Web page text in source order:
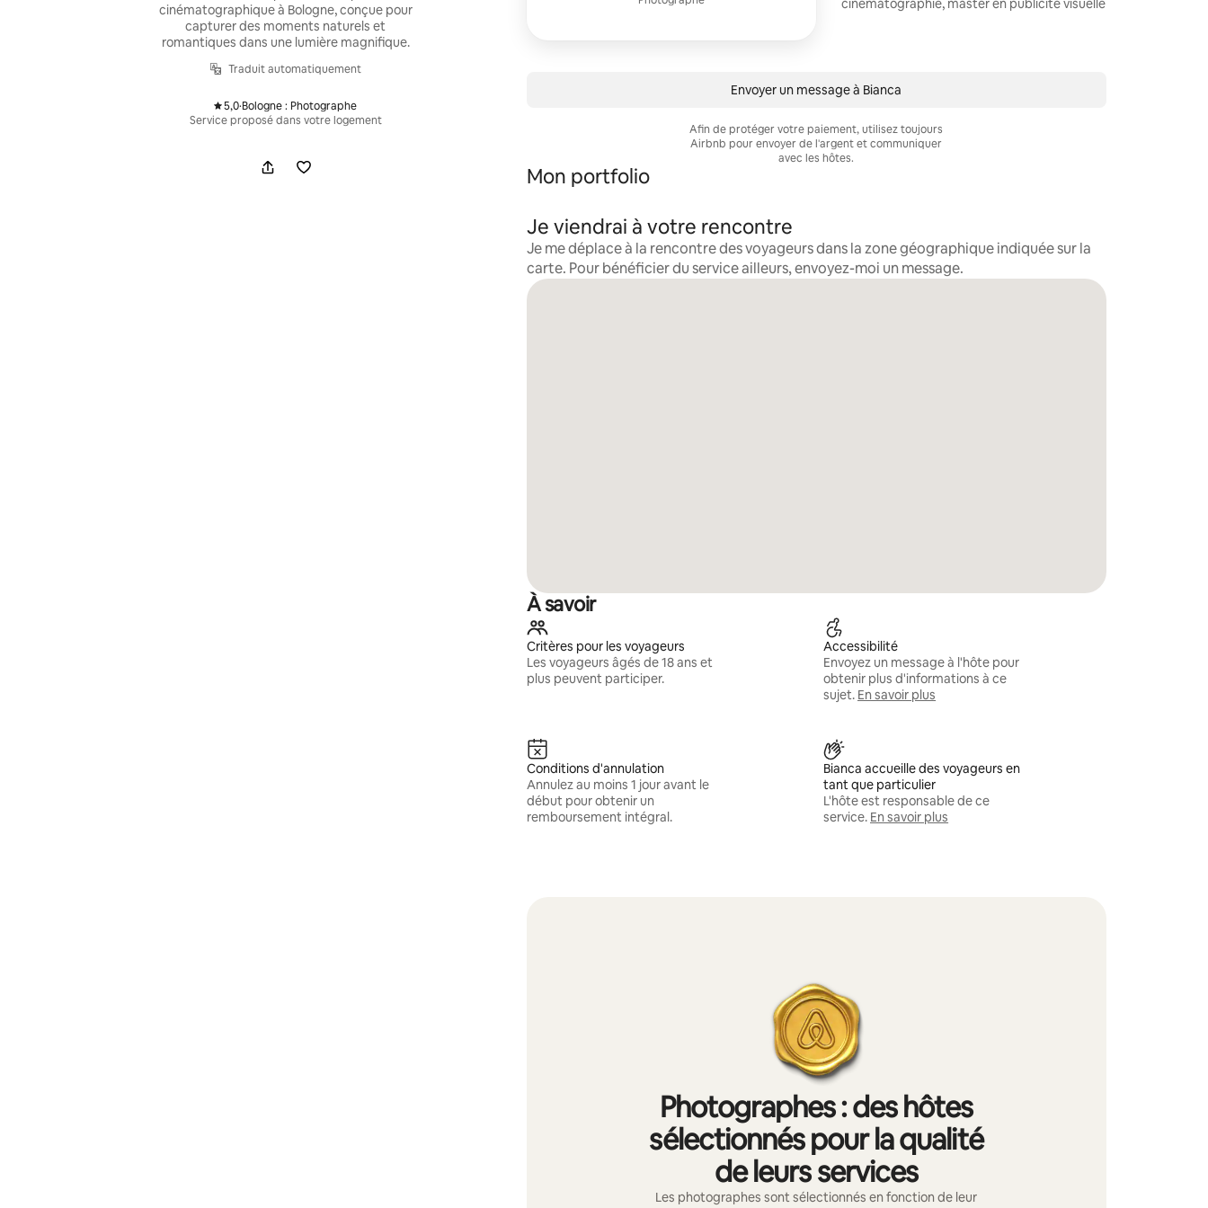
cinématographique à Bologne, conçue pour
capturer des moments naturels et
romantiques dans une lumière magnifique.
Traduit automatiquement
5,0
, ·Bologne : Photographe
Service proposé dans votre logement
cinématographie, master en publicité visuelle
Envoyer un message à Bianca
Afin de protéger votre paiement, utilisez toujours
Airbnb pour envoyer de l'argent et communiquer
avec les hôtes.
Mon portfolio
Je viendrai à votre rencontre
Je me déplace à la rencontre des voyageurs dans la zone géographique indiquée sur la
carte. Pour bénéficier du service ailleurs, envoyez-moi un message.
À savoir
Critères pour les voyageurs
Les voyageurs âgés de 18 ans et
plus peuvent participer.
Accessibilité
Envoyez un message à l'hôte pour
obtenir plus d'informations à ce
sujet. En savoir plus
Conditions d'annulation
Annulez au moins 1 jour avant le
début pour obtenir un
remboursement intégral.
Bianca accueille des voyageurs en
tant que particulier
L'hôte est responsable de ce
service. En savoir plus
Photographes : des hôtes
sélectionnés pour la qualité
de leurs services
Les photographes sont sélectionnés en fonction de leur